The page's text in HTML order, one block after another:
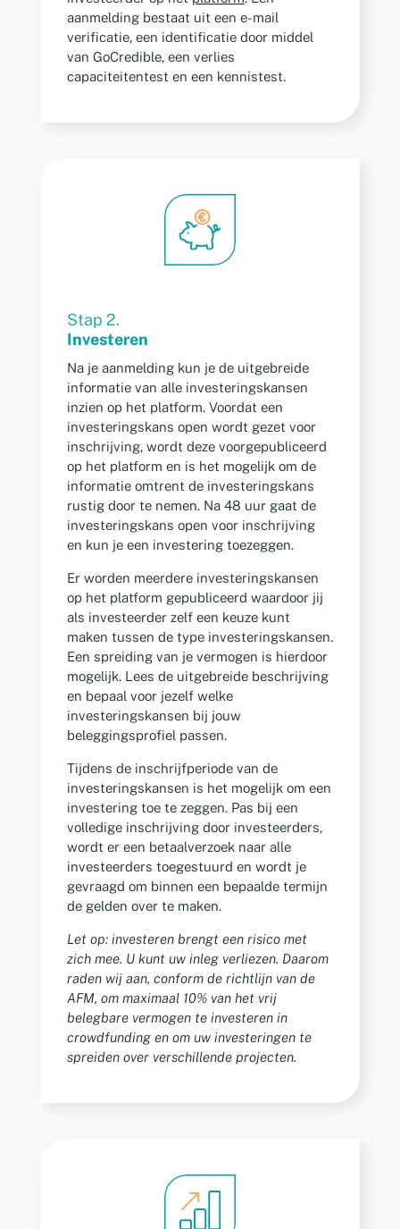
aanmelding bestaat uit een e-mail
verificatie, een identificatie door middel
van GoCredible, een verlies
capaciteitentest en een kennistest.
Stap 2.
Investeren
Na je aanmelding kun je de uitgebreide
informatie van alle investeringskansen
inzien op het platform. Voordat een
investeringskans open wordt gezet voor
inschrijving, wordt deze voorgepubliceerd
op het platform en is het mogelijk om de
informatie omtrent de investeringskans
rustig door te nemen. Na 48 uur gaat de
investeringskans open voor inschrijving
en kun je een investering toezeggen.
Er worden meerdere investeringskansen
op het platform gepubliceerd waardoor jij
als investeerder zelf een keuze kunt
maken tussen de type investeringskansen.
Een spreiding van je vermogen is hierdoor
mogelijk. Lees de uitgebreide beschrijving
en bepaal voor jezelf welke
investeringskansen bij jouw
beleggingsprofiel passen.
Tijdens de inschrijfperiode van de
investeringskansen is het mogelijk om een
investering toe te zeggen. Pas bij een
volledige inschrijving door investeerders,
wordt er een betaalverzoek naar alle
investeerders toegestuurd en wordt je
gevraagd om binnen een bepaalde termijn
de gelden over te maken.
Let op: investeren brengt een risico met
zich mee. U kunt uw inleg verliezen. Daarom
raden wij aan, conform de richtlijn van de
AFM, om maximaal 10% van het vrij
belegbare vermogen te investeren in
crowdfunding en om uw investeringen te
spreiden over verschillende projecten.